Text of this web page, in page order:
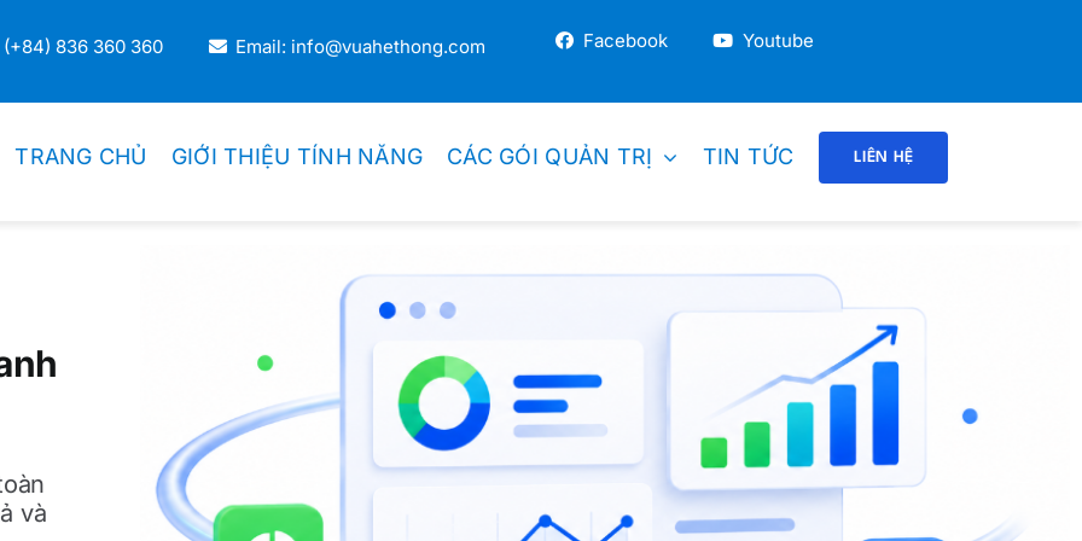
836 360 360 Email: info@vuahethong.com Facebook Youtube
TRANG CHỦ GIỚI THIỆU TÍNH NĂNG CÁC GÓI QUẢN TRỊ
DOANH NGHIỆP THƯƠNG MẠI
Thương Mại Bán Lẻ
Kiosk Bán Lẻ
DOANH NGHIỆP GIÁO DỤC
Trung Học / Tiểu Học
TIN TỨC LIÊN HỆ
và